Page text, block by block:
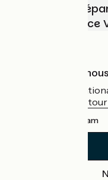
Choisissez,
vélo avec France
Qui sommes-
L'association
guide officiel du
Instagram